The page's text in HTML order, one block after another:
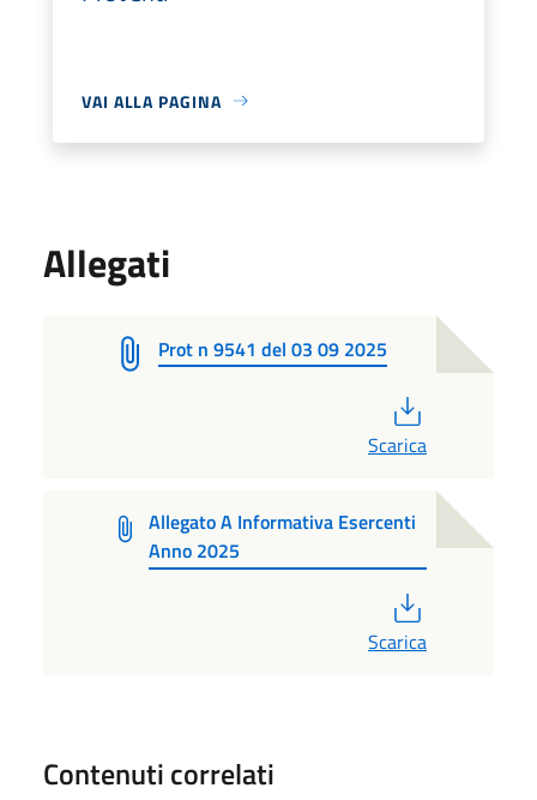
VAI ALLA PAGINA
Allegati
Prot n 9541 del 03 09 2025
Scarica
Allegato A Informativa Esercenti
Anno 2025
Scarica
Contenuti correlati